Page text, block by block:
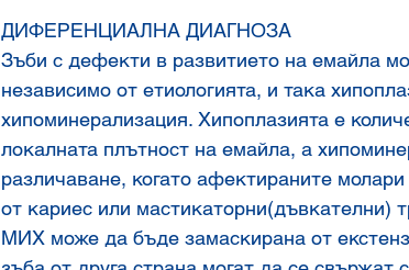
ДИФЕРЕНЦИАЛНА ДИАГНОЗА
Зъби с дефекти в развитието на емайла
независимо от етиологията, и така
хипоминерализация. Хипоплазията е
локалната плътност на емайла, а
различаване, когато афектираните
от кариес или мастикаторни(дъвкателни)
МИХ може да бъде замаскирана от